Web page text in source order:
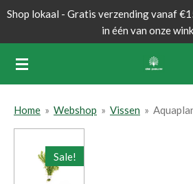
Ga
naar
de
Shop lokaal - Gratis verzending vanaf
in één van onze
Home » Webshop » Vissen »
Sale!